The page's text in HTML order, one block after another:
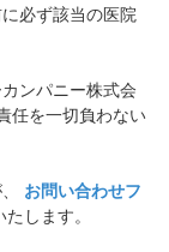
必ず該当の医院
ンパニー株式会
任を一切負わない
お問い合わせフ
します。